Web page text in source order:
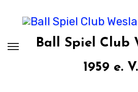
Ball Spiel Club
1959 e. V.